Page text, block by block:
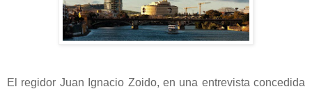
El regidor Juan Ignacio Zoido, en una entrevista concedida